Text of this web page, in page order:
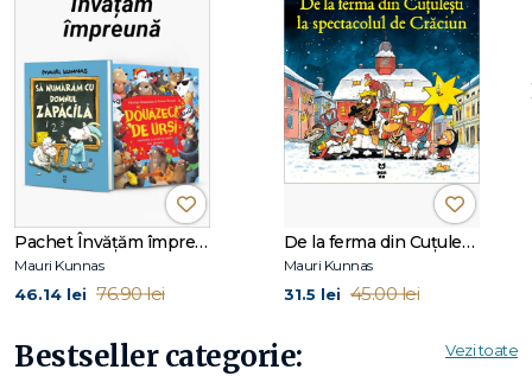
Pachet Învățăm împreună
Mauri Kunnas
46.14 lei 76.90 lei
De la ferma din Cuțulești la spectacolul de Crăciun
Mauri Kunnas
31.5 lei 45.00 lei
Bestseller categorie: Vezi toate